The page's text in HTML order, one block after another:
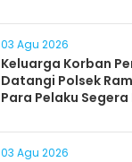
03 Agu 2026
Keluarga Korban
Datangi Polsek
Para Pelaku
03 Agu 2026